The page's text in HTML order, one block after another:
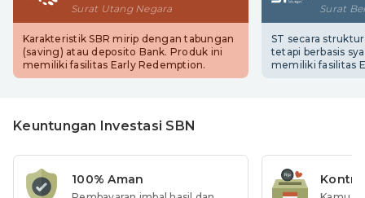
Surat Utang Negara
Karakteristik SBR mirip dengan tabungan
(saving) atau deposito Bank. Produk ini
memiliki fasilitas Early Redemption.
Surat
ST secara
tetapi berbasis
memiliki fasilitas
Keuntungan Investasi SBN
100% Aman